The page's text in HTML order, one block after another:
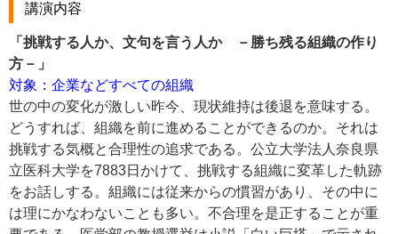
講演内容
「挑戦する人か、文句を言う人か －勝ち残る組織の作り
方－」
対象：企業などすべての組織
世の中の変化が激しい昨今、現状維持は後退を意味する。
どうすれば、組織を前に進めることができるのか。それは
挑戦する気概と合理性の追求である。公立大学法人奈良県
立医科大学を7883日かけて、挑戦する組織に変革した軌跡
をお話しする。組織には従来からの慣習があり、その中に
は理にかなわないことも多い。不合理を是正することが重